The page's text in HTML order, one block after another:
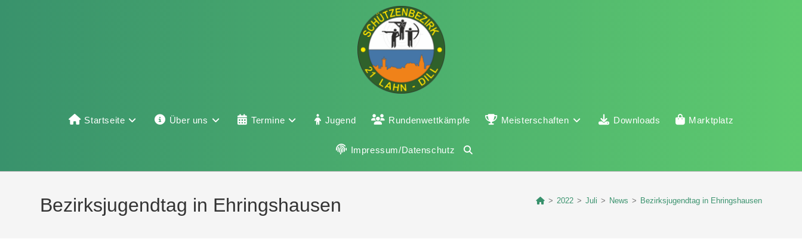
Startseite Über uns Termine Jugend Rundenwettkämpfe Meisterschaften Downloads Marktplatz
Impressum/Datenschutz
Bezirksjugendtag in Ehringshausen > 2022 > Juli > News > Bezirksjugendtag in Ehringshausen